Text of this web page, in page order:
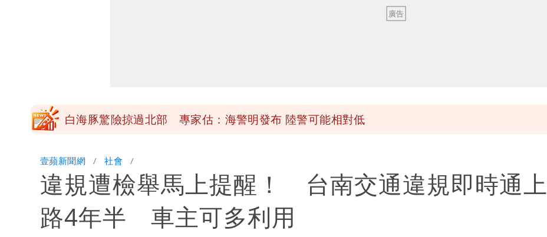
白海豚驚險掠過北部 專家估：海警明發布 陸警可能相對低
白海豚颱風逼近！鄭明典示警「恐遇黑潮變強」 路徑分歧藏警訊：不利強度維持
壹蘋新聞網 社會
違規遭檢舉馬上提醒！ 台南交通違規即時通上
路4年半 車主可多利用